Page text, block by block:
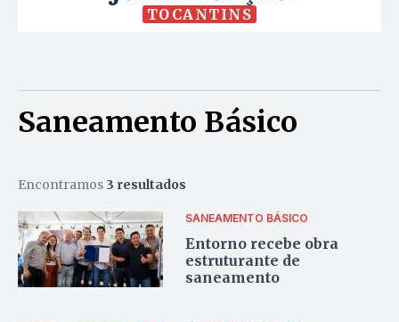
TOCANTINS
Saneamento Básico
Encontramos 3 resultados
SANEAMENTO BÁSICO
Entorno recebe obra
estruturante de
saneamento